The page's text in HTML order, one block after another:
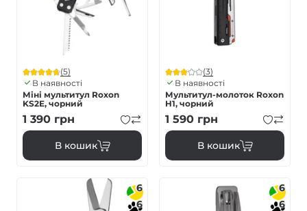
(5)
В наявності
Міні мультитул Roxon
KS2E, чорний
1 390 грн
В кошик
(3)
В наявності
Мультитул-молоток Roxon
H1, чорний
1 590 грн
В кошик
6
6
6
6